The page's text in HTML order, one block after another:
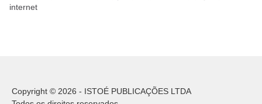
internet
Copyright © 2026 - ISTOÉ PUBLICAÇÕES LTDA